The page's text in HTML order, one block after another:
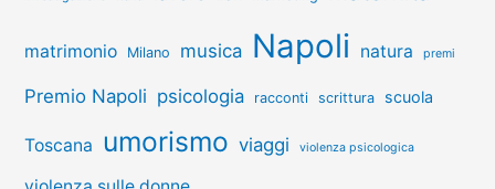
matrimonio Milano musica Napoli natura premi
Premio Napoli psicologia racconti scrittura scuola
Toscana umorismo viaggi violenza psicologica